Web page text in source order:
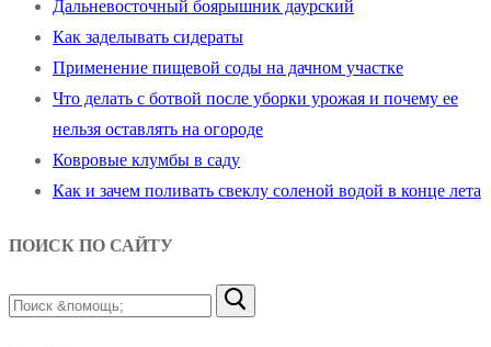
Дальневосточный боярышник даурский
Как заделывать сидераты
Применение пищевой соды на дачном участке
Что делать с ботвой после уборки урожая и почему ее
нельзя оставлять на огороде
Ковровые клумбы в саду
Как и зачем поливать свеклу соленой водой в конце лета
ПОИСК ПО САЙТУ
Найти: